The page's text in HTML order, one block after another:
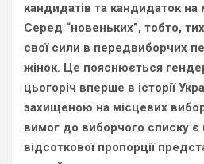
кандидатів та кандидаток на
Серед “новеньких”, тобто,
свої сили в передвиборчих
жінок. Це пояснюється г
цьогоріч вперше в історії
захищеною на місцевих
вимог до виборчого списку є
відсоткової пропорції